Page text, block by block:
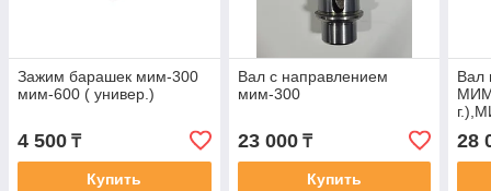
Зажим барашек мим-300
мим-600 ( универ.)
4 500 ₸
Купить
Вал с направлением
мим-300
23 000₸
Купить
Вал
28